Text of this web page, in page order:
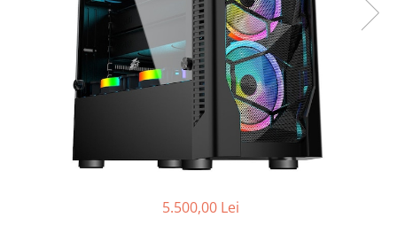
Genti Laptop
Incarcatoare laptop
Incarcatoare laptop refurbished
Standuri și Coolere Laptop
Alte accesorii
Card reader
Placi de baza
Ventilatoare carcasa
Componente Renew/Refurbished
Placi de baza REFURBISHED
5.500,00 Lei